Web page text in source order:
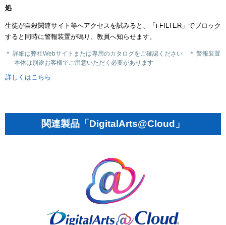
処
生徒が自殺関連サイト等へアクセスを試みると、「i-FILTER」でブロック
すると同時に警報装置が鳴り、教員へ知らせます。
＊ 詳細は弊社Webサイトまたは専用のカタログをご確認ください ＊ 警報装置
本体は別途お客様でご用意いただく必要があります
詳しくはこちら
関連製品「DigitalArts@Cloud」